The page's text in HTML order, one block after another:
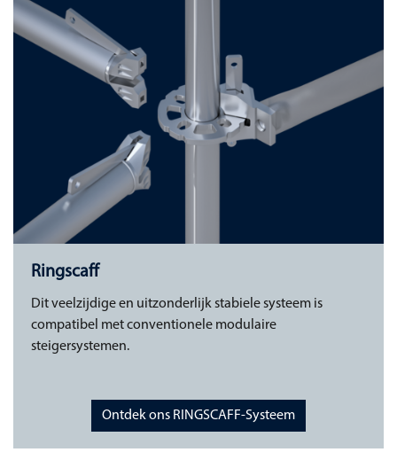
Ringscaff
Dit veelzijdige en uitzonderlijk stabiele systeem is
compatibel met conventionele modulaire
steigersystemen.
Ontdek ons RINGSCAFF-Systeem